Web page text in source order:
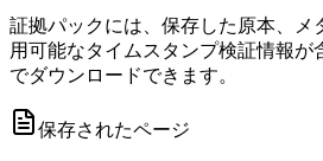
証拠パックには、保存した原本、メ
用可能なタイムスタンプ検証情報が
でダウンロードできます。
保存されたページ